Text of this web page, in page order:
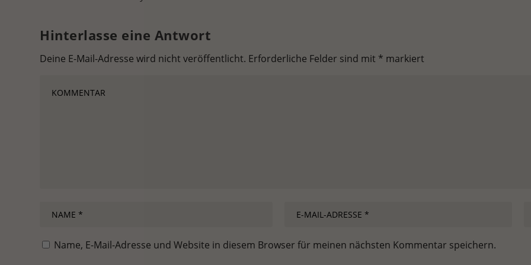
Hinterlasse eine Antwort
Deine E-Mail-Adresse wird nicht veröffentlicht. Erforderliche Felder sind mit * markiert
Name, E-Mail-Adresse und Website in diesem Browser für meinen nächsten Kommentar speichern.